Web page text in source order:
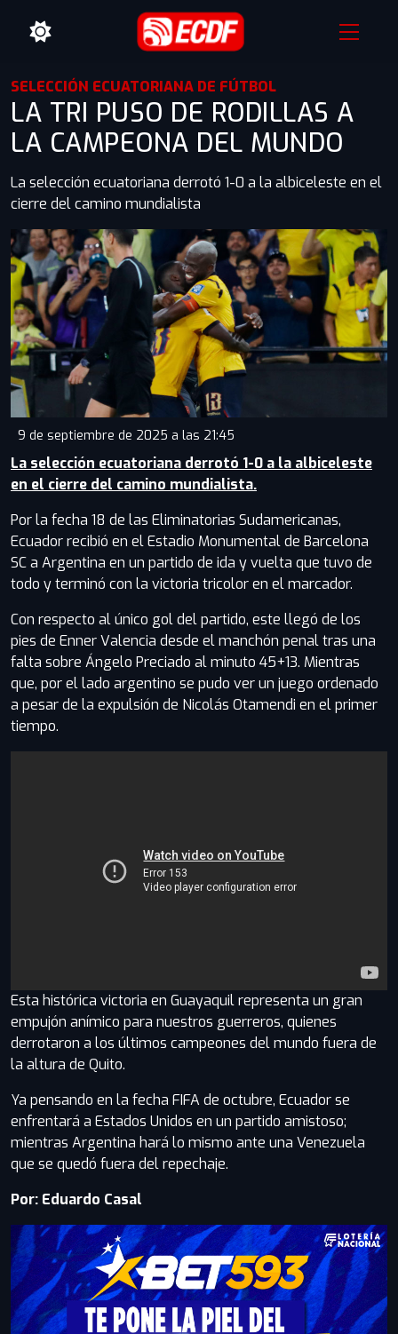
SELECCIÓN ECUATORIANA DE FÚTBOL
LA TRI PUSO DE RODILLAS A
LA CAMPEONA DEL MUNDO
La selección ecuatoriana derrotó 1-0 a la albiceleste en el
cierre del camino mundialista
9 de septiembre de 2025 a las 21:45
La selección ecuatoriana derrotó 1-0 a la albiceleste
en el cierre del camino mundialista.
Por la fecha 18 de las Eliminatorias Sudamericanas,
Ecuador recibió en el Estadio Monumental de Barcelona
SC a Argentina en un partido de ida y vuelta que tuvo de
todo y terminó con la victoria tricolor en el marcador.
Con respecto al único gol del partido, este llegó de los
pies de Enner Valencia desde el manchón penal tras una
falta sobre Ángelo Preciado al minuto 45+13. Mientras
que, por el lado argentino se pudo ver un juego ordenado
a pesar de la expulsión de Nicolás Otamendi en el primer
tiempo.
Esta histórica victoria en Guayaquil representa un gran
empujón anímico para nuestros guerreros, quienes
derrotaron a los últimos campeones del mundo fuera de
la altura de Quito.
Ya pensando en la fecha FIFA de octubre, Ecuador se
enfrentará a Estados Unidos en un partido amistoso;
mientras Argentina hará lo mismo ante una Venezuela
que se quedó fuera del repechaje.
Por: Eduardo Casal